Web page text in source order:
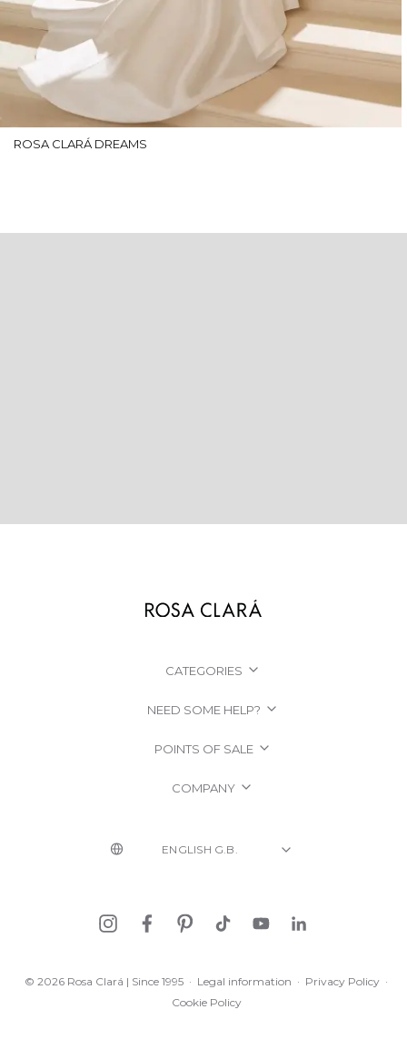
ROSA CLARÁ DREAMS
CATEGORIES
NEED SOME HELP?
POINTS OF SALE
COMPANY
© 2026 Rosa Clará | Since 1995 · Legal information · Privacy Policy ·
Cookie Policy